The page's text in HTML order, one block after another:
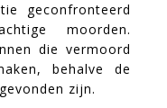
geconfronteerd
moorden.
die vermoord
behalve de
zijn.